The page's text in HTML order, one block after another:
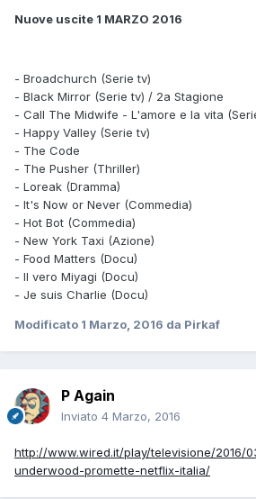
Nuove uscite 1 MARZO 2016
- Broadchurch (Serie tv)
- Black Mirror (Serie tv) / 2a Stagione
- Call The Midwife - L'amore e la vita
- Happy Valley (Serie tv)
- The Code
- The Pusher (Thriller)
- Loreak (Dramma)
- It's Now or Never (Commedia)
- Hot Bot (Commedia)
- New York Taxi (Azione)
- Food Matters (Docu)
- Il vero Miyagi (Docu)
- Je suis Charlie (Docu)
Modificato 1 Marzo, 2016 da Pirkaf
P Again
Inviato 4 Marzo, 2016
http://www.wired.it/play/televisione/2016/
underwood-promette-netflix-italia/